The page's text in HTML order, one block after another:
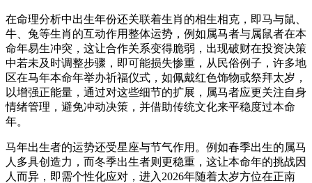
在命理分析中出生年份还关联着生肖的相生相克，即马与鼠、
牛、兔等生肖的互动作用整体运势，例如属马者与属鼠者在本
命年易生冲突，这让合作关系变得脆弱，出现破财在投资决策
中若未及时调整步骤，即可能损失惨重，从民俗例子，许多地
区在马年本命年举办祈福仪式，如佩戴红色饰物或祭拜太岁，
以增强正能量，通过对这些细节的扩展，属马者应更关注自身
情绪管理，避免冲动决策，并借助传统文化来平稳度过本命
年。
马年出生者的运势还受星座与节气作用。例如春季出生的属马
人多具创造力，而冬季出生者则更稳重，这让本命年的挑战因
人而异，即需个性化应对，进入2026年随着太岁方位在正南